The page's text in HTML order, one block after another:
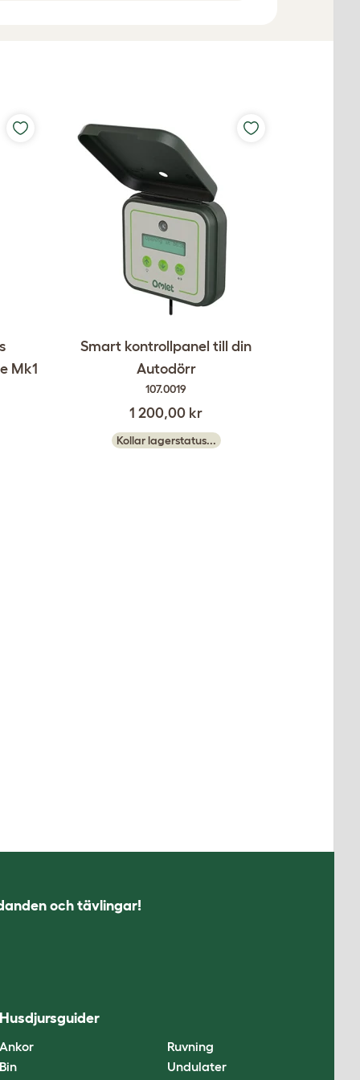
Mk1
Smart kontrollpanel till din
Autodörr
107.0019
1 200,00 kr
Kollar lagerstatus...
och tävlingar!
Husdjursguider
Ankor
Bin
Ruvning
Undulater